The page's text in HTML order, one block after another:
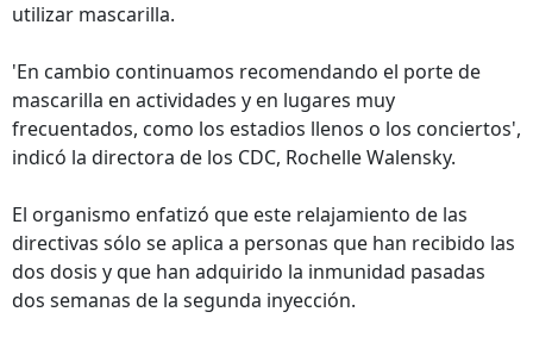
utilizar mascarilla.
'En cambio continuamos recomendando el porte de
mascarilla en actividades y en lugares muy
frecuentados, como los estadios llenos o los conciertos',
indicó la directora de los CDC, Rochelle Walensky.
El organismo enfatizó que este relajamiento de las
directivas sólo se aplica a personas que han recibido las
dos dosis y que han adquirido la inmunidad pasadas
dos semanas de la segunda inyección.